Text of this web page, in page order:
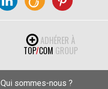
ADHÉRER À
TOP/COM GROUP
Qui sommes-nous ?